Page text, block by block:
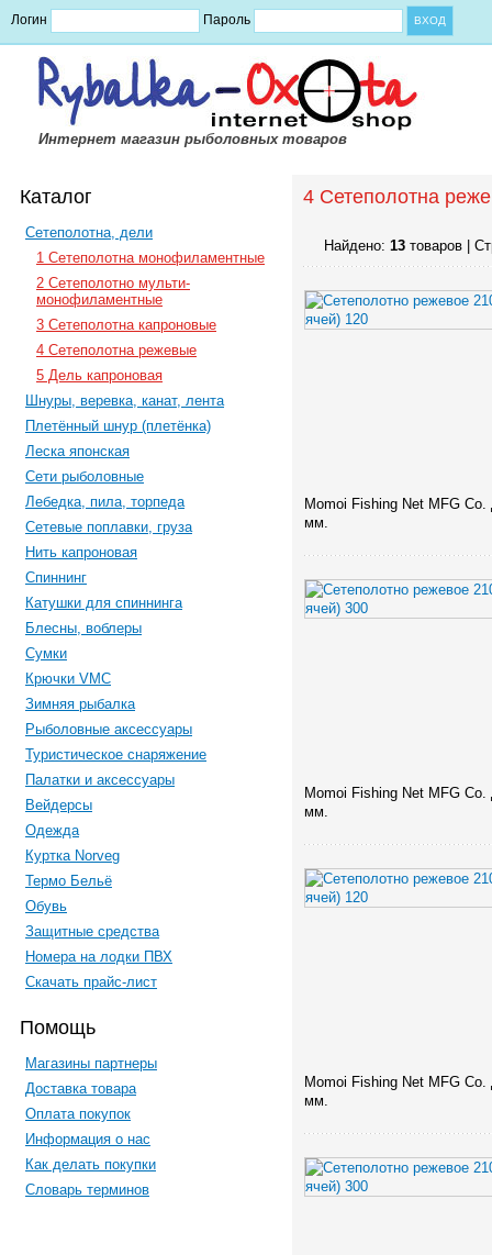
Логин Пароль
Интернет магазин рыболовных товаров
Каталог
Сетеполотна, дели
1 Сетеполотна монофиламентные
2 Сетеполотно мульти-
монофиламентные
3 Сетеполотна капроновые
4 Сетеполотна режевые
5 Дель капроновая
Шнуры, веревка, канат, лента
Плетённый шнур (плетёнка)
Леска японская
Сети рыболовные
Лебедка, пила, торпеда
Сетевые поплавки, груза
Нить капроновая
Спиннинг
Катушки для спиннинга
Блесны, воблеры
Сумки
Крючки VMC
Зимняя рыбалка
Рыболовные аксессуары
Туристическое снаряжение
Палатки и аксессуары
Вейдерсы
Одежда
Куртка Norveg
Термо Бельё
Обувь
Защитные средства
Номера на лодки ПВХ
Скачать прайс-лист
Помощь
Магазины партнеры
Доставка товара
Оплата покупок
Информация о нас
Как делать покупки
Словарь терминов
4 Сетеполотна
Найдено: 13товаров |
Momoi Fishing Net MFG
мм.
Momoi Fishing Net MFG
мм.
Momoi Fishing Net MFG
мм.